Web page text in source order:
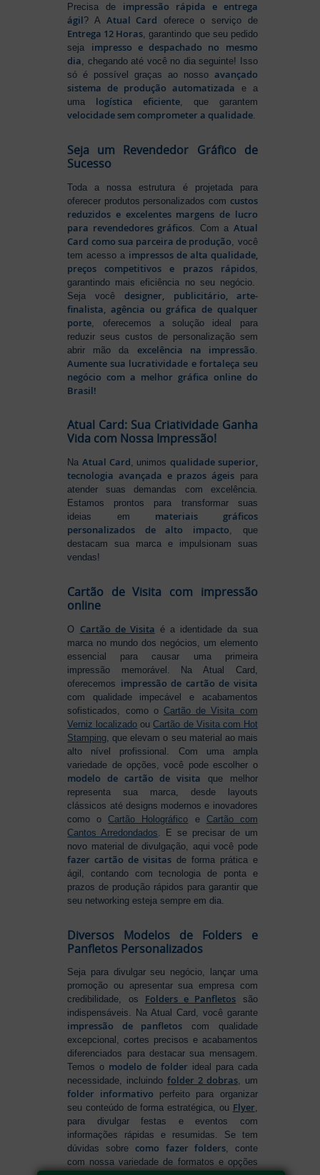
Precisa de impressão rápida e entrega
ágil? A Atual Card oferece o serviço de
Entrega 12 Horas , garantindo que seu pedido
seja impresso e despachado no mesmo
dia , chegando até você no dia seguinte! Isso
só é possível graças ao nosso avançado
sistema de produção automatizada e a
uma logística eficiente , que garantem
velocidade sem comprometer a qualidade
Seja um Revendedor Gráfico de
Sucesso
Toda a nossa estrutura é projetada para
oferecer produtos personalizados com custos
reduzidos e excelentes margens de lucro
para revendedores gráficos . Com a Atual
Card como sua parceira de produção , você
tem acesso a impressos de alta qualidade,
preços competitivos e prazos rápidos,
garantindo mais eficiência no seu negócio.
Seja vocêdesigner, publicitário, arte-
finalista, agência ou gráfica de qualquer
porte , oferecemos a solução ideal para
reduzir seus custos de personalização sem
abrir mão da excelência na impressão
Aumente sua lucratividade e fortaleça seu
negócio com a melhor gráfica online do
Brasil!
Atual Card: Sua Criatividade Ganha
Vida com Nossa Impressão!
Na Atual Card, unimos qualidade superior,
tecnologia avançada e prazos ágeispara
atender suas demandas com excelência.
Estamos prontos para transformar suas
ideias em materiais gráficos
personalizados de alto impacto, que
destacam sua marca e impulsionam suas
vendas!
Cartão de Visita com impressão
online
O Cartão de Visita é a identidade da sua
marca no mundo dos negócios, um elemento
essencial para causar uma primeira
impressão memorável. Na Atual Card,
oferecemos impressão de cartão de visita
com qualidade impecável e acabamentos
sofisticados, como o Cartão de Visita com
Verniz localizado ouCartão de Visita com Hot
Stamping , que elevam o seu material ao mais
alto nível profissional. Com uma ampla
variedade de opções, você pode escolher o
modelo de cartão de visita que melhor
representa sua marca, desde layouts
clássicos até designs modernos e inovadores
como oCartão Holográfico e Cartão com
Cantos Arredondados . E se precisar de um
novo material de divulgação, aqui você pode
fazer cartão de visitas de forma prática e
ágil, contando com tecnologia de ponta e
prazos de produção rápidos para garantir que
seu networking esteja sempre em dia.
Diversos Modelos de Folders e
Panfletos Personalizados
Seja para divulgar seu negócio, lançar uma
promoção ou apresentar sua empresa com
credibilidade, os Folders e Panfletos são
indispensáveis. Na Atual Card, você garante
impressão de panfletos com qualidade
excepcional, cortes precisos e acabamentos
diferenciados para destacar sua mensagem.
Temos o modelo de folder ideal para cada
necessidade, incluindofolder 2 dobras, um
folder informativo perfeito para organizar
seu conteúdo de forma estratégica, ou Flyer,
para divulgar festas e eventos com
informações rápidas e resumidas. Se tem
dúvidas sobrecomo fazer folders, conte
com nossa variedade de formatos e opções